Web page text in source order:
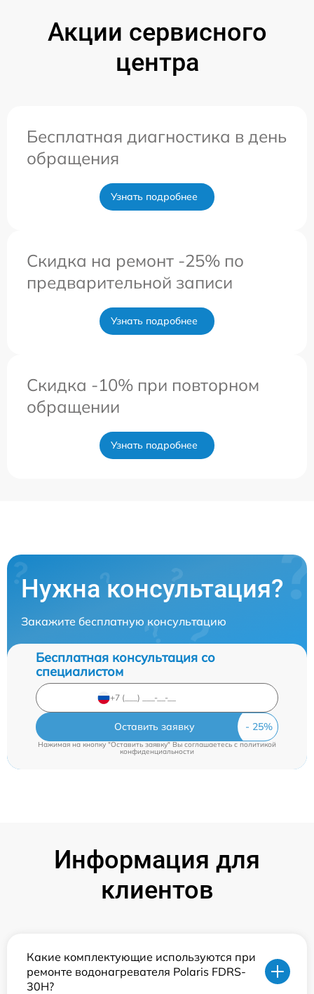
Акции сервисного
центра
Бесплатная диагностика в день
обращения
Узнать подробнее
Скидка на ремонт -25% по
предварительной записи
Узнать подробнее
Скидка -10% при повторном
обращении
Узнать подробнее
Нужна консультация?
Закажите бесплатную консультацию
Бесплатная консультация со
специалистом
Оставить заявку
Нажимая на кнопку "Оставить заявку" Вы соглашаетесь cполитикой
конфиденциальности
Информация для
клиентов
Какие комплектующие используются при
ремонте водонагревателя Polaris FDRS-
30H?